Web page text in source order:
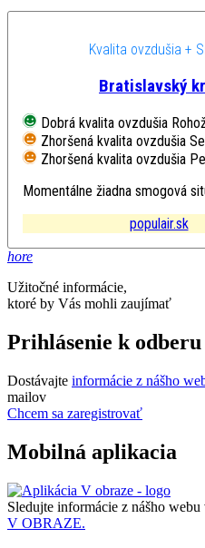
Kvalita ovzdušia +
Bratislavský
Dobrá kvalita ovzdušia
Zhoršená kvalita ovzdušia
Zhoršená kvalita ovzdušia
Momentálne žiadna smogová
populair.sk
hore
Užitočné informácie,
ktoré by Vás mohli zaujímať
Prihlásenie k
Dostávajte informácie z nášho
mailov
Chcem sa zaregistrovať
Mobilná aplikacia
Sledujte informácie z nášho webu
V OBRAZE.